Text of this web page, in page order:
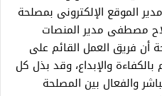
الموقع الإلكترونى بمصلحة
مصطفى مدير المنصات
أن فريق العمل القائم على
والإبداع، وقد بذل كل
والفعال بين المصلحة